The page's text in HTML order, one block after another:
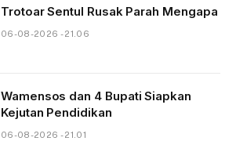
Trotoar Sentul Rusak Parah Mengapa
06-08-2026 - 21.06
Wamensos dan 4 Bupati Siapkan
Kejutan Pendidikan
06-08-2026 - 21.01